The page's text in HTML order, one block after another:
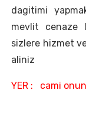
dagitimi
mevlit cenaze
sizlere hizmet
aliniz
YER : cami